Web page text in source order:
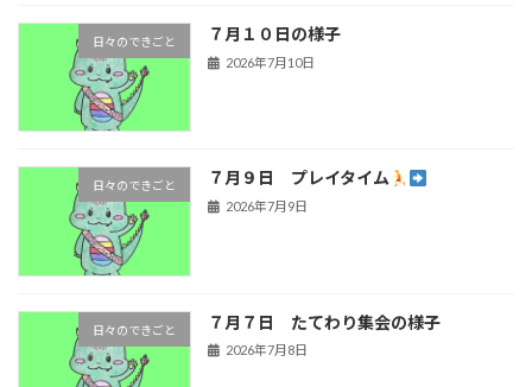
日々のできごと ７月１０日の様子
2026年7月10日
日々のできごと ７月９日 プレイタイム
2026年7月9日
日々のできごと ７月７日 たてわり集会の様子
2026年7月8日